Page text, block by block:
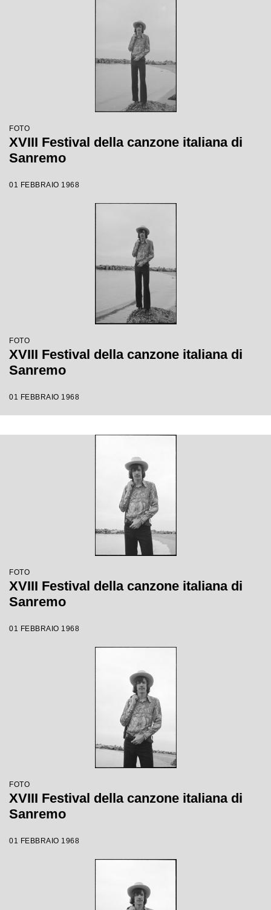
FOTO
XVIII Festival della canzone italiana di
Sanremo
01 FEBBRAIO 1968
FOTO
XVIII Festival della canzone italiana di
Sanremo
01 FEBBRAIO 1968
FOTO
XVIII Festival della canzone italiana di
Sanremo
01 FEBBRAIO 1968
FOTO
XVIII Festival della canzone italiana di
Sanremo
01 FEBBRAIO 1968